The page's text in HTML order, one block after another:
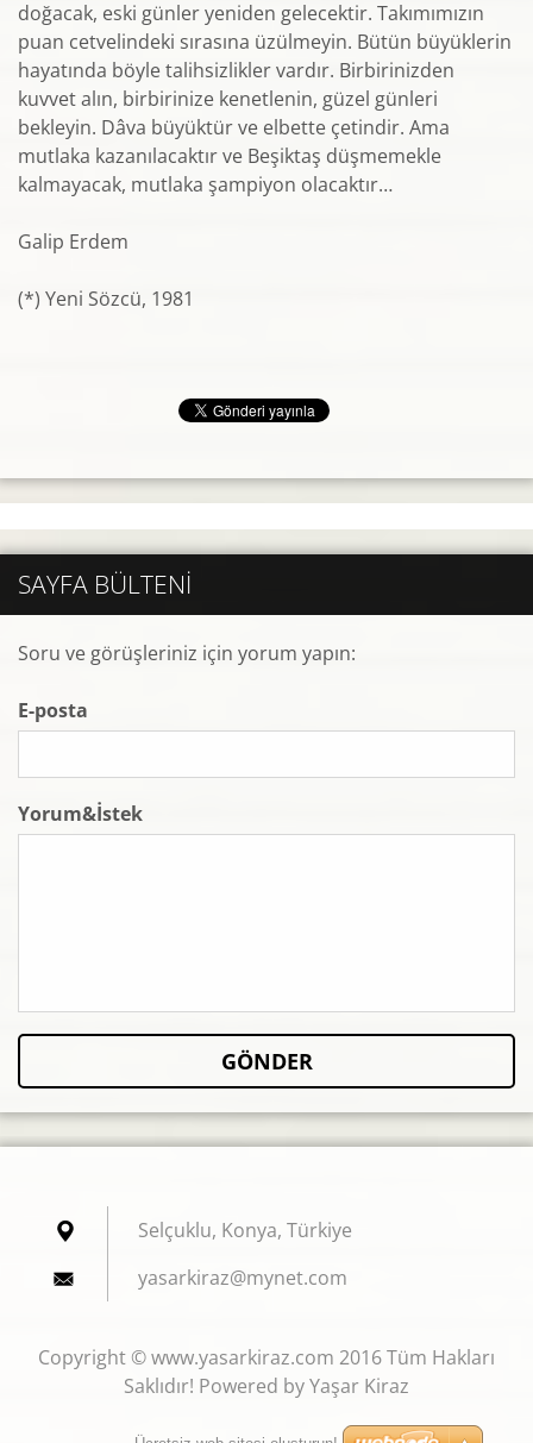
doğacak, eski günler yeniden gelecektir. Takımımızın
puan cetvelindeki sırasına üzülmeyin. Bütün büyüklerin
hayatında böyle talihsizlikler vardır. Birbirinizden
kuvvet alın, birbirinize kenetlenin, güzel günleri
bekleyin. Dâva büyüktür ve elbette çetindir. Ama
mutlaka kazanılacaktır ve Beşiktaş düşmemekle
kalmayacak, mutlaka şampiyon olacaktır…
Galip Erdem
(*) Yeni Sözcü, 1981
SAYFA BÜLTENI
Soru ve görüşleriniz için yorum yapın:
E-posta
Yorum&İstek
Selçuklu, Konya, Türkiye
yasarkiraz@mynet.com
Copyright © www.yasarkiraz.com 2016 Tüm Hakları
Saklıdır! Powered by Yaşar Kiraz